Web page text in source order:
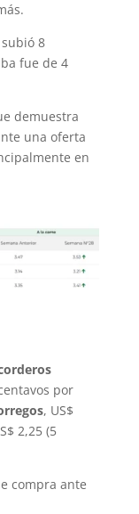
8
fue de 4
demuestra
una oferta
en
por
, US$
2,25 (5
compra ante